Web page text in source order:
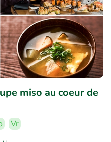
miso au coeur de
Vr